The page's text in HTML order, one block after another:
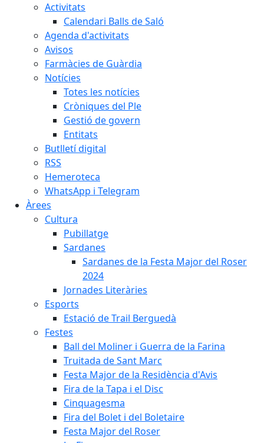
Activitats
Calendari Balls de Saló
Agenda d'activitats
Avisos
Farmàcies de Guàrdia
Notícies
Totes les notícies
Cròniques del Ple
Gestió de govern
Entitats
Butlletí digital
RSS
Hemeroteca
WhatsApp i Telegram
Àrees
Cultura
Pubillatge
Sardanes
Sardanes de la Festa Major del Roser
2024
Jornades Literàries
Esports
Estació de Trail Berguedà
Festes
Ball del Moliner i Guerra de la Farina
Truitada de Sant Marc
Festa Major de la Residència d'Avis
Fira de la Tapa i el Disc
Cinquagesma
Fira del Bolet i del Boletaire
Festa Major del Roser